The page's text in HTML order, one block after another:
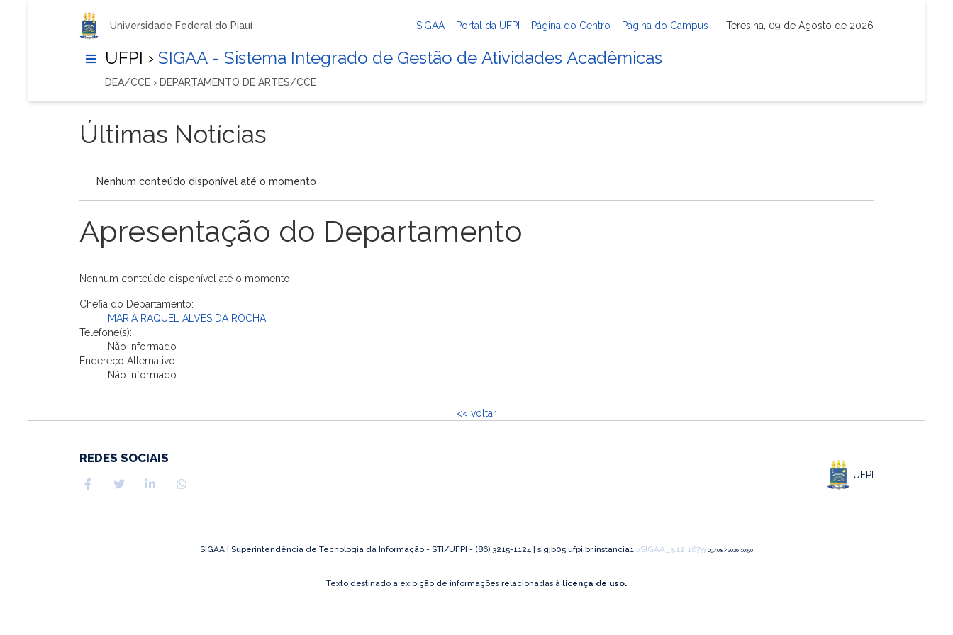
Universidade Federal do Piauí SIGAA Portal da UFPI Página do Centro Página do Campus Teresina, 09 de Agosto de 2026
UFPI › SIGAA - Sistema Integrado de Gestão de Atividades Acadêmicas
DEA/CCE › DEPARTAMENTO DE ARTES/CCE
Últimas Notícias
Nenhum conteúdo disponível até o momento
Apresentação do Departamento
Nenhum conteúdo disponível até o momento
Chefia do Departamento:
MARIA RAQUEL ALVES DA ROCHA
Telefone(s):
Não informado
Endereço Alternativo:
Não informado
<< voltar
REDES SOCIAIS
UFPI
SIGAA | Superintendência de Tecnologia da Informação - STI/UFPI - (86) 3215-1124 | sigjb05.ufpi.br.instancia1 vSIGAA_3.12.1679 09/08/2026 10:50
Texto destinado a exibição de informações relacionadas à licença de uso.